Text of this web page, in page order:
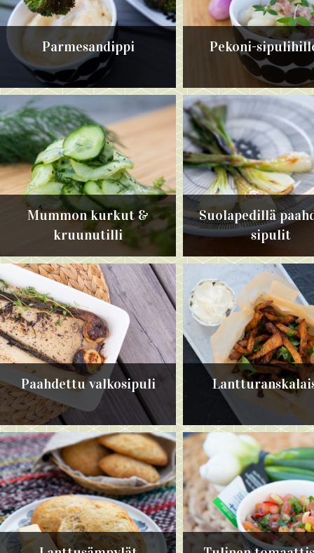
Parmesandippi Pekoni-
Mummon kurkut &
kruunutilli
Suolapedillä
sipulit
Paahdettu valkosipuli